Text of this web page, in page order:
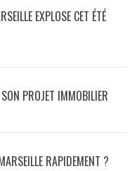
EXPLOSE CET ÉTÉ
PROJET IMMOBILIER
RAPIDEMENT ?